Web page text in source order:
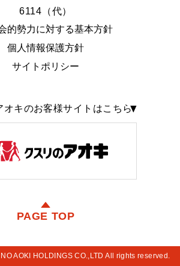
6114（代）
的勢力に対する基本方針
個人情報保護方針
サイトポリシー
オキのお客様サイトはこちら
PAGE TOP
AOKI HOLDINGS CO.,LTD All rights reserved.